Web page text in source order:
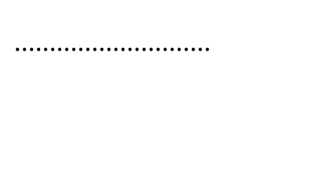
............................